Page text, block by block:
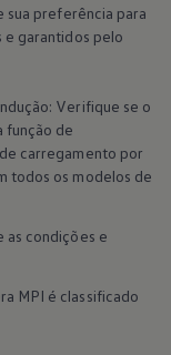
sua preferência para
e garantidos pelo
Verifique se o
função de
carregamento por
todos os modelos de
as condições e
MPI é classificado